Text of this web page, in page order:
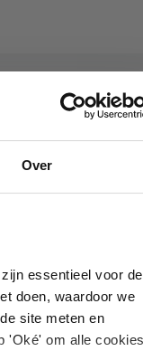
Over
essentieel voor de
doen, waardoor we
site meten en
'Oké' om alle cookies
(1)
screendoek (3)
(1)